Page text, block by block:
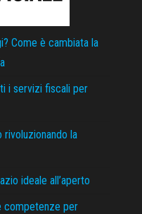
Come è cambiata la
i servizi fiscali per
la
ideale all’aperto
competenze per